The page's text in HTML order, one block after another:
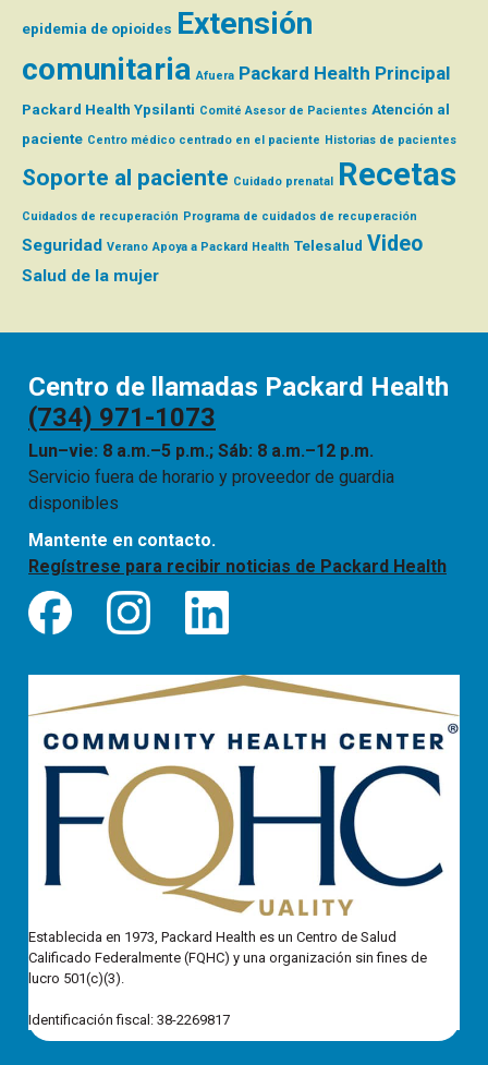
epidemia de opioides Extensión
comunitaria Afuera Packard Health Principal
Packard Health Ypsilanti Comité Asesor de Pacientes Atención al
paciente Centro médico centrado en el paciente Historias de pacientes
Soporte al paciente Cuidado prenatal Recetas
Cuidados de recuperación Programa de cuidados de recuperación
Seguridad Verano Apoya a Packard Health Telesalud Video
Salud de la mujer
Centro de llamadas Packard Health
(734) 971-1073
Lun–vie: 8 a.m.–5 p.m.; Sáb: 8 a.m.–12 p.m.
Servicio fuera de horario y proveedor de guardia
disponibles
Mantente en contacto.
Regístrese para recibir noticias de Packard Health
Establecida en 1973, Packard Health es un Centro de Salud
Calificado Federalmente (FQHC) y una organización sin fines de
lucro 501(c)(3).
Identificación fiscal: 38-2269817